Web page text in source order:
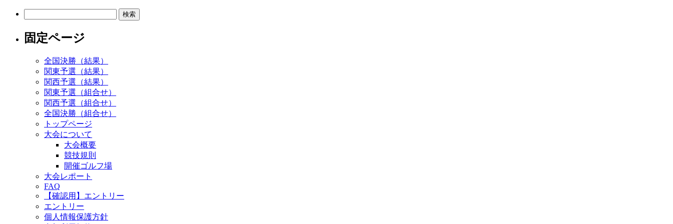
固定ページ
全国決勝（結果）
関東予選（結果）
関西予選（結果）
関東予選（組合せ）
関西予選（組合せ）
全国決勝（組合せ）
トップページ
大会について
大会概要
競技規則
開催ゴルフ場
大会レポート
FAQ
【確認用】エントリー
エントリー
個人情報保護方針